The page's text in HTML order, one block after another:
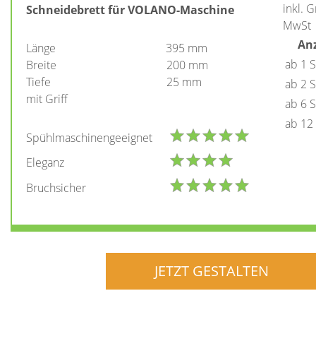
Schneidebrett für VOLANO-Maschine
Länge 395 mm
Breite 200 mm
Tiefe 25 mm
mit Griff
Spühlmaschinengeeignet
Eleganz
Bruchsicher
inkl.
MwSt
ab 1
ab 2
ab 6
ab 12
JETZT GESTALTEN